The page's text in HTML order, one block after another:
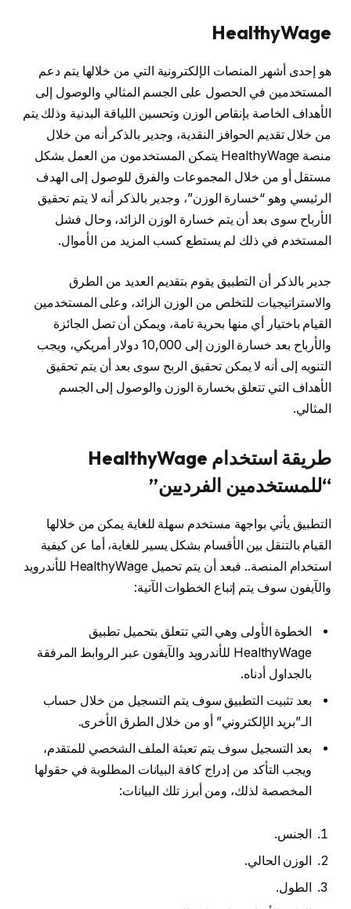
HealthyWage
هو إحدى أشهر المنصات الإلكترونية التي من خلالها يتم دعم
المستخدمين في الحصول على الجسم المثالي والوصول إلى
الأهداف الخاصة بإنقاص الوزن وتحسين اللياقة البدنية وذلك يتم
من خلال تقديم الحوافز النقدية، وجدير بالذكر أنه من خلال
منصة HealthyWage يتمكن المستخدمون من العمل بشكل
مستقل أو من خلال المجموعات والفرق للوصول إلى الهدف
الرئيسي وهو “خسارة الوزن”، وجدير بالذكر أنه لا يتم تحقيق
الأرباح سوى بعد أن يتم خسارة الوزن الزائد، وحال فشل
المستخدم في ذلك لم يستطع كسب المزيد من الأموال.
جدير بالذكر أن التطبيق يقوم بتقديم العديد من الطرق
والاستراتيجيات للتخلص من الوزن الزائد، وعلى المستخدمين
القيام باختيار أي منها بحرية تامة، ويمكن أن تصل الجائزة
والأرباح بعد خسارة الوزن إلى 10,000 دولار أمريكي، ويجب
التنويه إلى أنه لا يمكن تحقيق الربح سوى بعد أن يتم تحقيق
الأهداف التي تتعلق بخسارة الوزن والوصول إلى الجسم
المثالي.
طريقة استخدام HealthyWage
“للمستخدمين الفرديين”
التطبيق يأتي بواجهة مستخدم سهلة للغاية يمكن من خلالها
القيام بالتنقل بين الأقسام بشكل يسير للغاية، أما عن كيفية
استخدام المنصة.. فبعد أن يتم تحميل HealthyWage للأندرويد
والآيفون سوف يتم إتباع الخطوات الآتية:
الخطوة الأولى وهي التي تتعلق بتحميل تطبيق
HealthyWage للأندرويد والآيفون عبر الروابط المرفقة
بالجداول أدناه.
بعد تثبيت التطبيق سوف يتم التسجيل من خلال حساب
الـ”بريد الإلكتروني” أو من خلال الطرق الأخرى.
بعد التسجيل سوف يتم تعبئة الملف الشخصي للمتقدم،
ويجب التأكد من إدراج كافة البيانات المطلوبة في حقولها
المخصصة لذلك، ومن أبرز تلك البيانات:
الجنس.
الوزن الحالي.
الطول.